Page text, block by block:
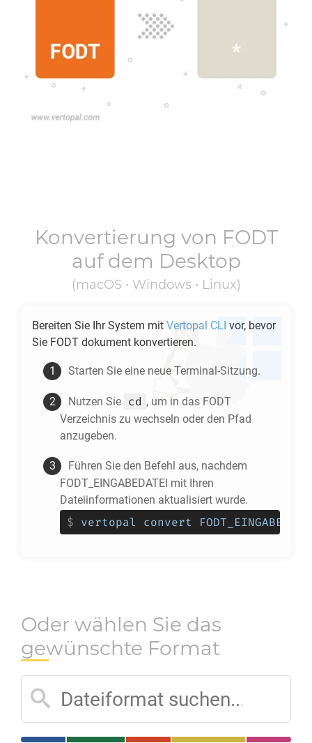
Konvertierung von FODT
auf dem Desktop
(macOS • Windows • Linux)
Bereiten Sie Ihr System mit Vertopal CLI vor, bevor
Sie FODT dokument konvertieren.
Starten Sie eine neue Terminal-Sitzung.
Nutzen Sie cd , um in das FODT
Verzeichnis zu wechseln oder den Pfad
anzugeben.
Führen Sie den Befehl aus, nachdem
FODT_EINGABEDATEI mit Ihren
Dateiinformationen aktualisiert wurde.
$ vertopal convert
Oder wählen Sie das
gewünschte Format